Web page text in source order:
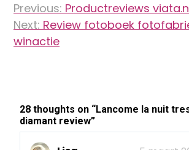
navigatie
Previous: Productreviews
Next: Review fotoboek
winactie
28 thoughts on “Lancome la nuit
diamant review”